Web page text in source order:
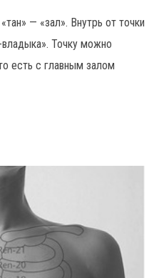
— «зал». Внутрь от точки
Точку можно
есть с главным залом